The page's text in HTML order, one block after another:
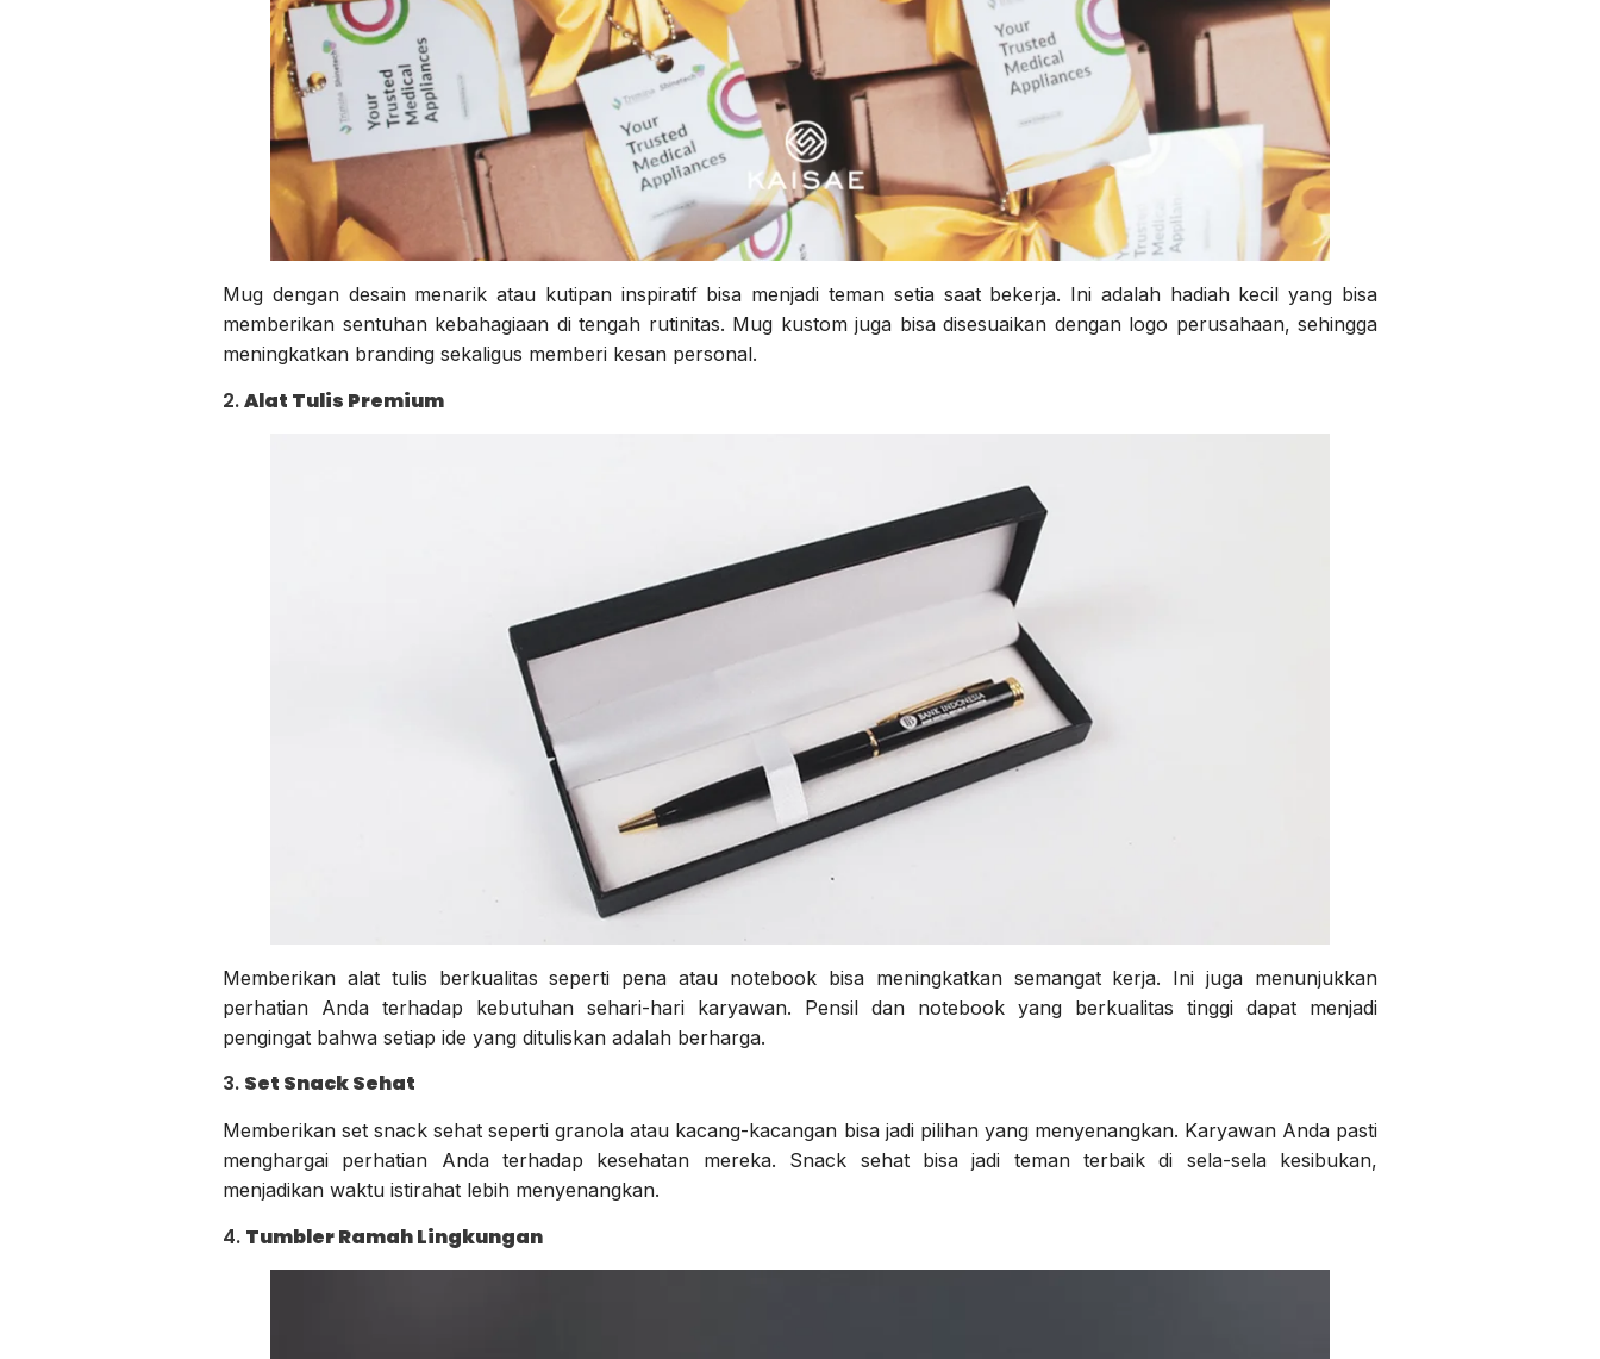
Mug dengan desain menarik atau kutipan inspiratif bisa menjadi teman setia saat bekerja. Ini adalah hadiah kecil yang bisa
memberikan sentuhan kebahagiaan di tengah rutinitas. Mug kustom juga bisa disesuaikan dengan logo perusahaan, sehingga
meningkatkan branding sekaligus memberi kesan personal.
2.Alat Tulis Premium
Memberikan alat tulis berkualitas seperti pena atau notebook bisa meningkatkan semangat kerja. Ini juga menunjukkan
perhatian Anda terhadap kebutuhan sehari-hari karyawan. Pensil dan notebook yang berkualitas tinggi dapat menjadi
pengingat bahwa setiap ide yang dituliskan adalah berharga.
3. Set Snack Sehat
Memberikan set snack sehat seperti granola atau kacang-kacangan bisa jadi pilihan yang menyenangkan. Karyawan Anda pasti
menghargai perhatian Anda terhadap kesehatan mereka. Snack sehat bisa jadi teman terbaik di sela-sela kesibukan,
menjadikan waktu istirahat lebih menyenangkan.
4. Tumbler Ramah Lingkungan